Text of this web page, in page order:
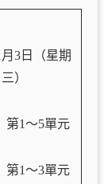
月3日（星期
三）
第1～5單元
第1～3單元